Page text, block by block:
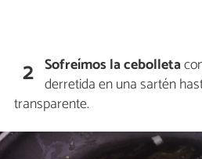
2 Sofreímos la cebolleta
derretida en una sartén
transparente.